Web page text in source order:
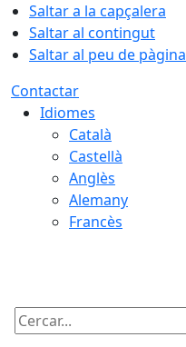
Saltar a la capçalera
Saltar al contingut
Saltar al peu de pàgina
Contactar
Idiomes
Català
Castellà
Anglès
Alemany
Francès
Cercar: